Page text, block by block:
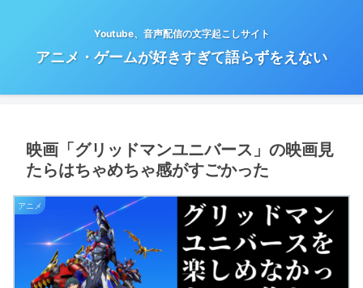
Youtube、音声配信の文字起こしサイト
アニメ・ゲームが好きすぎて語らずをえない
映画「グリッドマンユニバース」の映画見
たらはちゃめちゃ感がすごかった
アニメ